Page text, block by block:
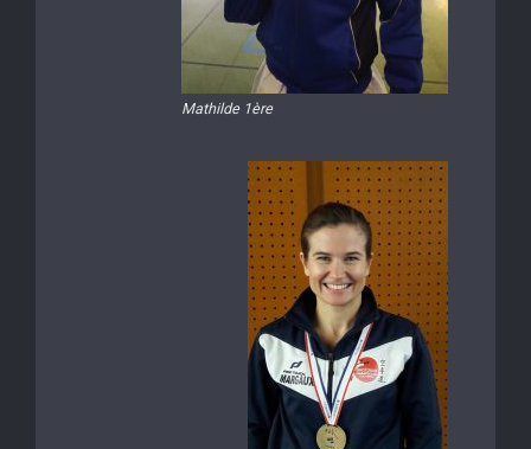
Mathilde 1ère